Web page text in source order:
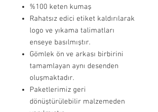
%100 keten kumaş
Rahatsız edici etiket kaldırılarak
logo ve yıkama talimatları
enseye basılmıştır.
Gömlek ön ve arkası birbirini
tamamlayan aynı desenden
oluşmaktadır.
Paketlerimiz geri
dönüştürülebilir malzemeden